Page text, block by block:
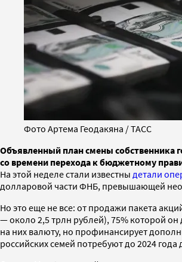
Фото Артема Геодакяна / ТАСС
Oбъявленный план смены собственника
со времени перехода к бюджетному
На этой неделе стали известны детали
долларовой части ФНБ, превышающей
Но это еще не все: от продажи пакета
— около 2,5 трлн рублей), 75% которой
на них валюту, но профинансирует
российских семей потребуют до 2024